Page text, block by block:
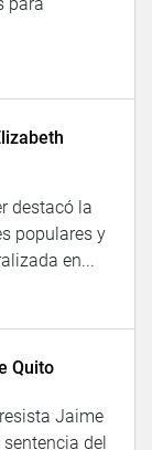
destacó la
populares y
en...
Quito
Jaime
del